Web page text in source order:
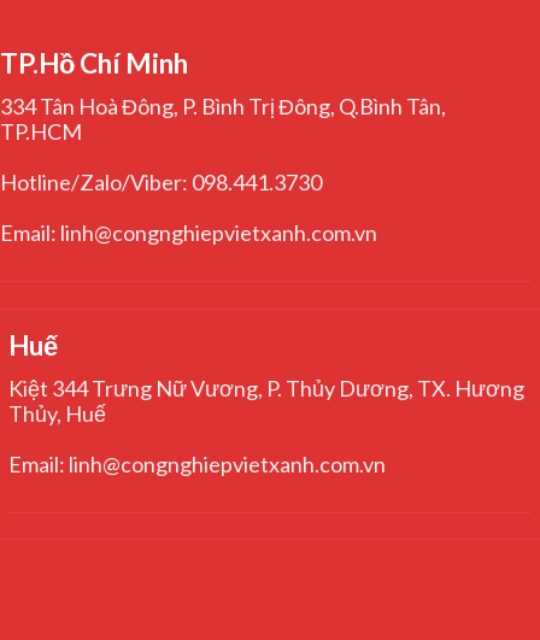
TP.Hồ Chí Minh
334 Tân Hoà Đông, P. Bình Trị Đông, Q.Bình Tân,
TP.HCM
Hotline/Zalo/Viber: 098.441.3730
Email: linh@congnghiepvietxanh.com.vn
Huế
Kiệt 344 Trưng Nữ Vương, P. Thủy Dương, TX. Hương
Thủy, Huế
Email: linh@congnghiepvietxanh.com.vn